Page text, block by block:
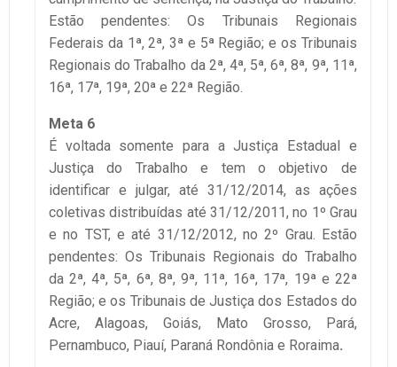
Estão pendentes: Os Tribunais Regionais
Federais da 1ª, 2ª, 3ª e 5ª Região; e os Tribunais
Regionais do Trabalho da 2ª, 4ª, 5ª, 6ª, 8ª, 9ª, 11ª,
16ª, 17ª, 19ª, 20ª e 22ª Região.
Meta 6
É voltada somente para a Justiça Estadual e
Justiça do Trabalho e tem o objetivo de
identificar e julgar, até 31/12/2014, as ações
coletivas distribuídas até 31/12/2011, no 1º Grau
e no TST, e até 31/12/2012, no 2º Grau. Estão
pendentes: Os Tribunais Regionais do Trabalho
da 2ª, 4ª, 5ª, 6ª, 8ª, 9ª, 11ª, 16ª, 17ª, 19ª e 22ª
Região; e os Tribunais de Justiça dos Estados do
Acre, Alagoas, Goiás, Mato Grosso, Pará,
Pernambuco, Piauí, Paraná Rondônia e Roraima.